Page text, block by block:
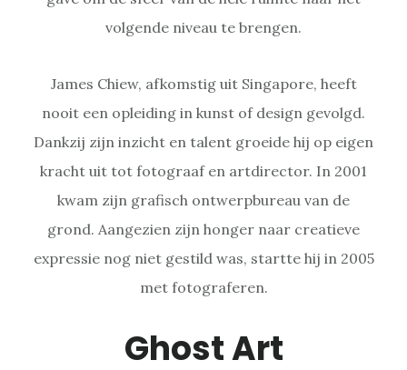
volgende niveau te brengen.
James Chiew, afkomstig uit Singapore, heeft
nooit een opleiding in kunst of design gevolgd.
Dankzij zijn inzicht en talent groeide hij op eigen
kracht uit tot fotograaf en artdirector. In 2001
kwam zijn grafisch ontwerpbureau van de
grond. Aangezien zijn honger naar creatieve
expressie nog niet gestild was, startte hij in 2005
met fotograferen.
Ghost Art